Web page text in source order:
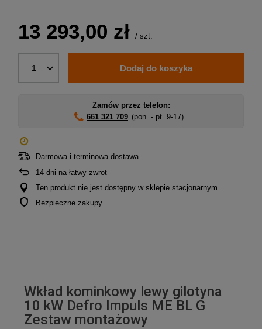
13 293,00 zł / szt.
1 Dodaj do koszyka
Zamów przez telefon:
661 321 709 (pon. - pt. 9-17)
Darmowa i terminowa dostawa
14 dni na łatwy zwrot
Ten produkt nie jest dostępny w sklepie stacjonarnym
Bezpieczne zakupy
Wkład kominkowy lewy gilotyna
10 kW Defro Impuls ME BL G
Zestaw montażowy